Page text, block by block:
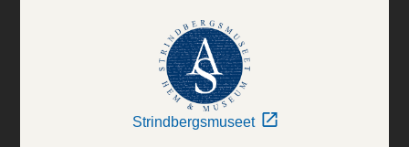
Strindbergsmuseet